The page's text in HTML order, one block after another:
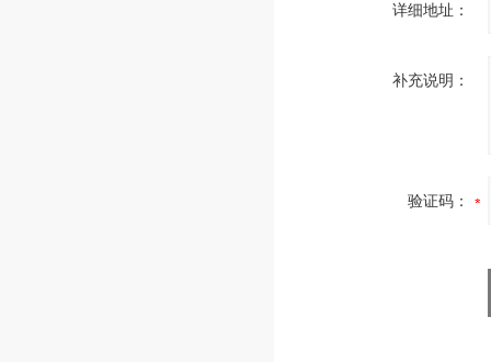
详细地址：
补充说明：
验证码：